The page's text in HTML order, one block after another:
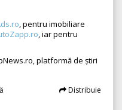
, pentru imobiliare
, iar pentru
platformă de știri
Distribuie